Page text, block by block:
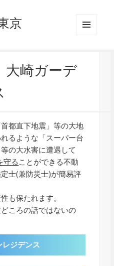
京
大崎ガーデ
都直下地震」等の大地
るような「スーパー台
の大水害に遭遇して
守る ことができる不動
士(兼防災士)が簡易評
も保たれます。
ころの話ではないの
ジデンス